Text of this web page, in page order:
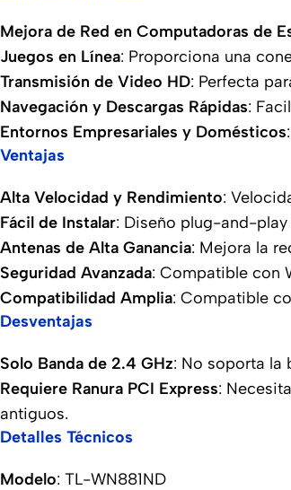
Mejora de Red en Computadoras de
Juegos en Línea: Proporciona una
Transmisión de Video HD: Perfecta
Navegación y Descargas Rápidas:
Entornos Empresariales y Domésticos
Ventajas
Alta Velocidad y Rendimiento:
Fácil de Instalar: Diseño plug-and-
Antenas de Alta Ganancia: Mejora la
Seguridad Avanzada: Compatible con
Compatibilidad Amplia: Compatible
Desventajas
Solo Banda de 2.4 GHz: No soporta la
Requiere Ranura PCI Express:
antiguos.
Detalles Técnicos
Modelo: TL-WN881ND